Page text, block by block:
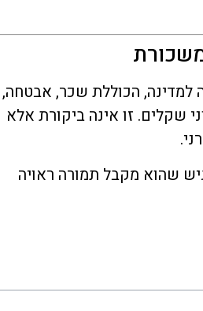
הכוללת שכר, אבטחה,
שקלים. זו אינה ביקורת אלא
שהוא מקבל תמורה ראויה